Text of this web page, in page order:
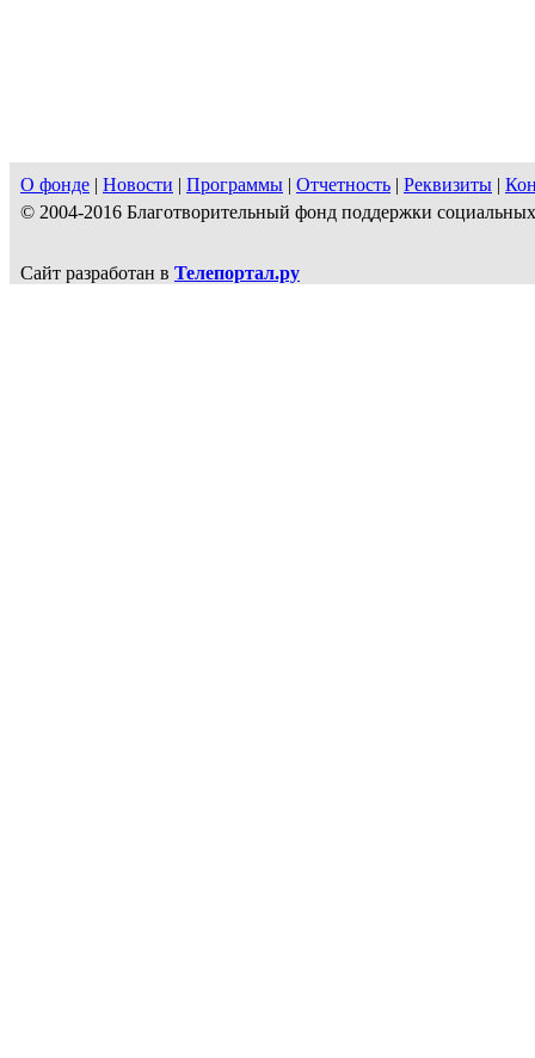
О фонде | Новости | Программы | Отчетность | Реквизиты |
© 2004-2016 Благотворительный фонд поддержки
Сайт разработан в Телепортал.ру